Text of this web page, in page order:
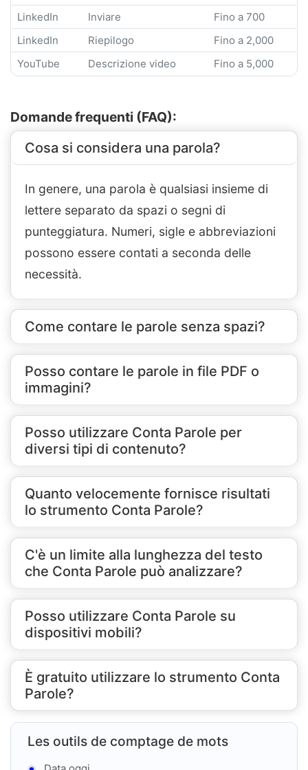
LinkedIn
Inviare
Fino a 700
LinkedIn
Riepilogo
Fino a 2,000
YouTube
Descrizione video Fino a 5,000
Domande frequenti (FAQ):
Cosa si considera una parola?
In genere, una parola è qualsiasi insieme di
lettere separato da spazi o segni di
punteggiatura. Numeri, sigle e abbreviazioni
possono essere contati a seconda delle
necessità.
Come contare le parole senza spazi?
Posso contare le parole in file PDF o
immagini?
Posso utilizzare Conta Parole per
diversi tipi di contenuto?
Quanto velocemente fornisce risultati
lo strumento Conta Parole?
C'è un limite alla lunghezza del testo
che Conta Parole può analizzare?
Posso utilizzare Conta Parole su
dispositivi mobili?
È gratuito utilizzare lo strumento Conta
Parole?
Les outils de comptage de mots